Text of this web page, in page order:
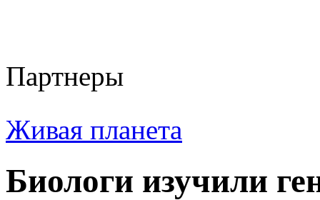
Партнеры
Живая планета
Биологи изучили